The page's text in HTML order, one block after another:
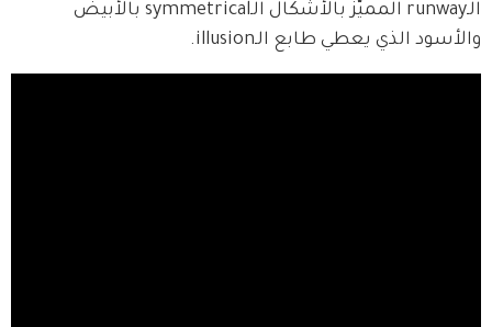
الـrunway المميّز بالأشكال الـsymmetrical بالأبيض
والأسود الذي يعطي طابع الـillusion.